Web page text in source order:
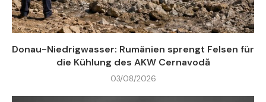
Donau-Niedrigwasser: Rumänien sprengt Felsen für
die Kühlung des AKW Cernavodă
03/08/2026